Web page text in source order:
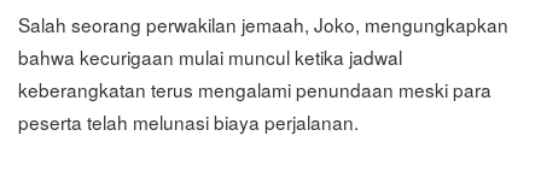
Salah seorang perwakilan jemaah, Joko, mengungkapkan
bahwa kecurigaan mulai muncul ketika jadwal
keberangkatan terus mengalami penundaan meski para
peserta telah melunasi biaya perjalanan.